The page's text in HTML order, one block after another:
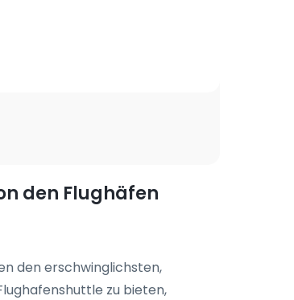
den Flughäfen
den erschwinglichsten,
zu bieten,